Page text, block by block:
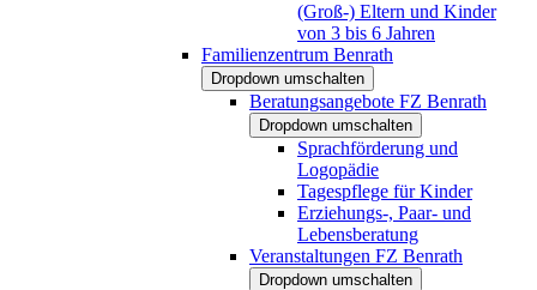
(Groß-) Eltern und Kinder
von 3 bis 6 Jahren
Familienzentrum Benrath
Dropdown umschalten
Beratungsangebote FZ Benrath
Dropdown umschalten
Sprachförderung und
Logopädie
Tagespflege für Kinder
Erziehungs-, Paar- und
Lebensberatung
Veranstaltungen FZ Benrath
Dropdown umschalten